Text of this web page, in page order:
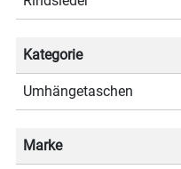
Kategorie
Umhängetaschen
Marke